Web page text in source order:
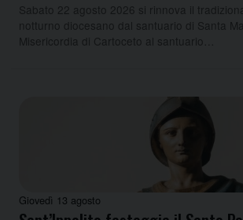
Sabato 22 agosto 2026 si rinnova il
notturno diocesano dal santuario di Santa
Misericordia di Cartoceto al santuario…
Giovedì 13 agosto